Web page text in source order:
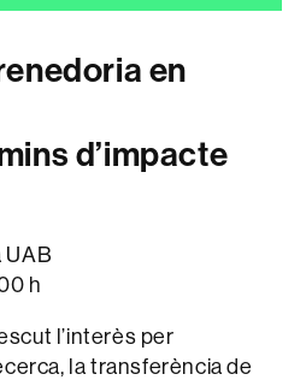
en
d’impacte
UAB
h
l’interès per
la transferència de